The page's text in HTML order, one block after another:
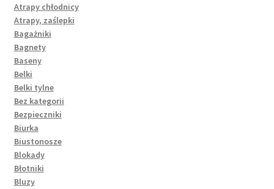
Atrapy chłodnicy
Atrapy, zaślepki
Bagażniki
Bagnety
Baseny
Belki
Belki tylne
Bez kategorii
Bezpieczniki
Biurka
Biustonosze
Blokady
Błotniki
Bluzy